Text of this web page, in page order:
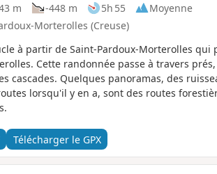
m -448 m 5h 55
Moyenne
Morterolles (Creuse)
à partir de Saint-Pardoux-Morterolles qui
Cette randonnée passe à travers
cascades. Quelques panoramas, des
lorsqu'il y en a, sont des routes
Télécharger le GPX